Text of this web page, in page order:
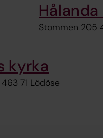
Stommen 205
kyrka
71 Lödöse